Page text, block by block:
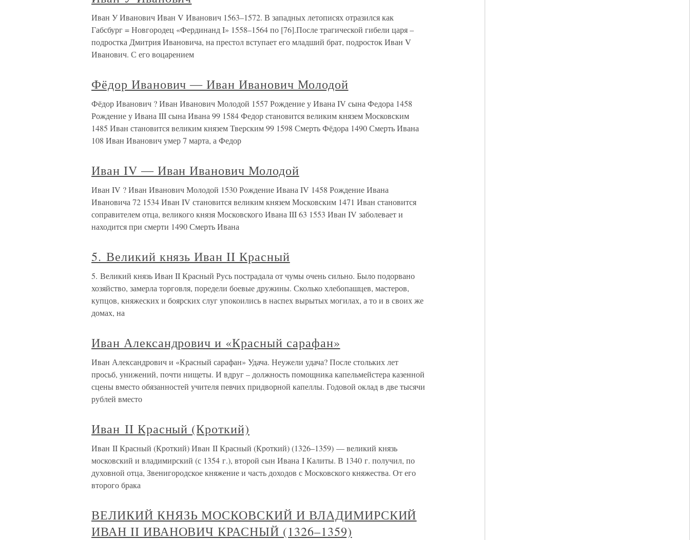
Иван У Иванович Иван V Иванович 1563–1572. В западных летописях отразился как
Габсбург = Новгородец «Фердинанд I» 1558–1564 по [76].После трагической гибели царя –
подростка Дмитрия Ивановича, на престол вступает его младший брат, подросток Иван V
Иванович. С его воцарением
Фёдор Иванович ― Иван Иванович Молодой
Фёдор Иванович ? Иван Иванович Молодой 1557 Рождение у Ивана IV сына Федора 1458
Рождение у Ивана III сына Ивана 99 1584 Федор становится великим князем Московским
1485 Иван становится великим князем Тверским 99 1598 Смерть Фёдора 1490 Смерть Ивана
108 Иван Иванович умер 7 марта, а Федор
Иван IV ― Иван Иванович Молодой
Иван IV ? Иван Иванович Молодой 1530 Рождение Ивана IV 1458 Рождение Ивана
Ивановича 72 1534 Иван IV становится великим князем Московским 1471 Иван становится
соправителем отца, великого князя Московского Ивана III 63 1553 Иван IV заболевает и
находится при смерти 1490 Смерть Ивана
5. Великий князь Иван II Красный
5. Великий князь Иван II Красный Русь пострадала от чумы очень сильно. Было подорвано
хозяйство, замерла торговля, поредели боевые дружины. Сколько хлебопашцев, мастеров,
купцов, княжеских и боярских слуг упокоились в наспех вырытых могилах, а то и в своих же
домах, на
Иван Александрович и «Красный сарафан»
Иван Александрович и «Красный сарафан» Удача. Неужели удача? После стольких лет
просьб, унижений, почти нищеты. И вдруг – должность помощника капельмейстера казенной
сцены вместо обязанностей учителя певчих придворной капеллы. Годовой оклад в две тысячи
рублей вместо
Иван II Красный (Кроткий)
Иван II Красный (Кроткий) Иван II Красный (Кроткий) (1326–1359) — великий князь
московский и владимирский (с 1354 г.), второй сын Ивана I Калиты. В 1340 г. получил, по
духовной отца, Звенигородское княжение и часть доходов с Московского княжества. От его
второго брака
ВЕЛИКИЙ КНЯЗЬ МОСКОВСКИЙ И ВЛАДИМИРСКИЙ
ИВАН II ИВАНОВИЧ КРАСНЫЙ (1326–1359)